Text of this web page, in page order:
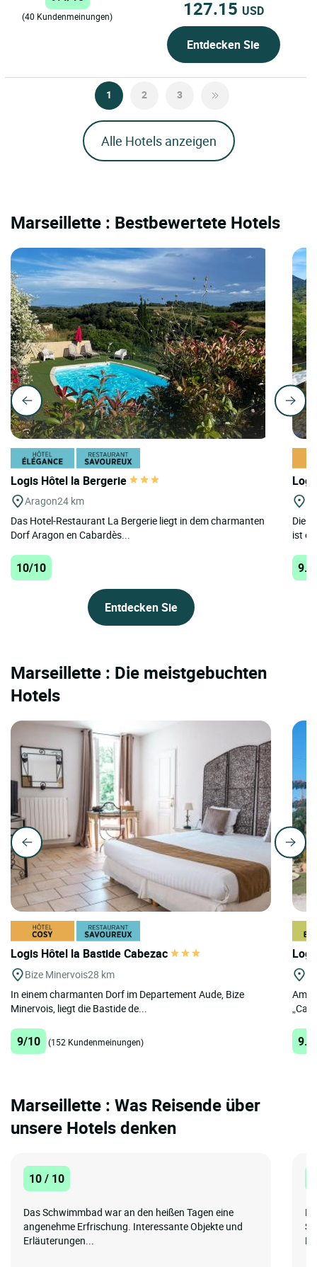
(40 Kundenmeinungen) 127.15 USD
Entdecken Sie
1 2 3
Alle Hotels anzeigen
Marseillette : Bestbewertete Hotels
Logis Hôtel la Bergerie
Aragon24 km
Das Hotel-Restaurant La Bergerie liegt in dem charmanten
Dorf Aragon en Cabardès...
10/10
Entdecken Sie
Die
ist
Marseillette : Die meistgebuchten
Hotels
Logis Hôtel la Bastide Cabezac
Bize Minervois28 km
In einem charmanten Dorf im Departement Aude, Bize
Minervois, liegt die Bastide de...
9/10 (152 Kundenmeinungen)
Am
Marseillette : Was Reisende über
unsere Hotels denken
10 / 10
Das Schwimmbad war an den heißen Tagen eine
angenehme Erfrischung. Interessante Objekte und
Erläuterungen...